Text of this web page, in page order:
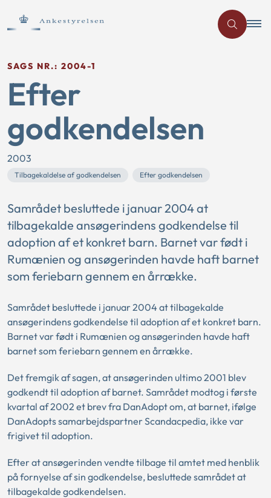
SAGS NR.: 2004-1
Efter
godkendelsen
2003
Tilbagekaldelse af godkendelsen Efter godkendelsen
Samrådet besluttede i januar 2004 at
tilbagekalde ansøgerindens godkendelse til
adoption af et konkret barn. Barnet var født i
Rumænien og ansøgerinden havde haft barnet
som feriebarn gennem en årrække.
Samrådet besluttede i januar 2004 at tilbagekalde
ansøgerindens godkendelse til adoption af et konkret barn.
Barnet var født i Rumænien og ansøgerinden havde haft
barnet som feriebarn gennem en årrække.
Det fremgik af sagen, at ansøgerinden ultimo 2001 blev
godkendt til adoption af barnet. Samrådet modtog i første
kvartal af 2002 et brev fra DanAdopt om, at barnet, ifølge
DanAdopts samarbejdspartner Scandacpedia, ikke var
frigivet til adoption.
Efter at ansøgerinden vendte tilbage til amtet med henblik
på fornyelse af sin godkendelse, besluttede samrådet at
tilbagekalde godkendelsen.